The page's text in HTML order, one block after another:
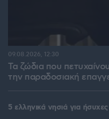
Τα ζώδια που
την παραδοσιακή
09.08.2026, 12:30
5 ελληνικά νησιά για